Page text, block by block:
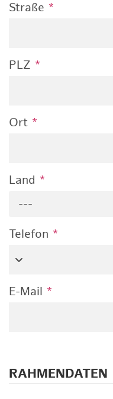
Straße *
PLZ *
Ort *
Land *
---
Telefon *
E-Mail *
RAHMENDATEN